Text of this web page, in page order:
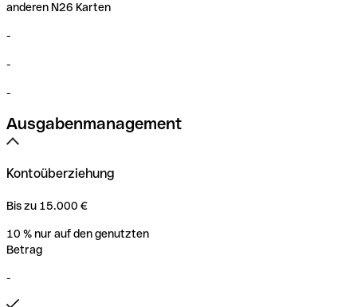
anderen N26 Karten
-
-
-
Ausgabenmanagement
Kontoüberziehung
Bis zu 15.000 €
10 % nur auf den genutzten
Betrag
-